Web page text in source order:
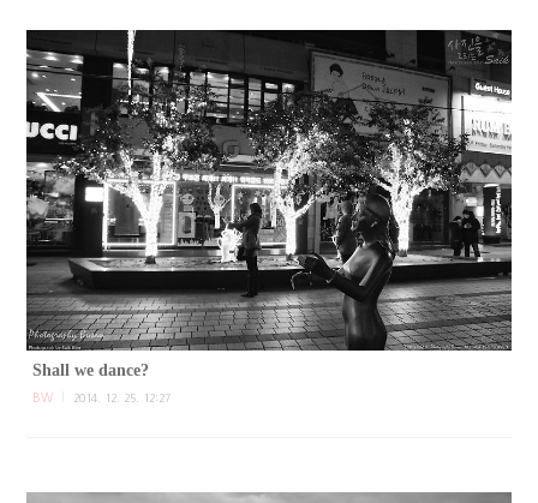
Shall we dance?
BW 2014. 12. 25. 12:27